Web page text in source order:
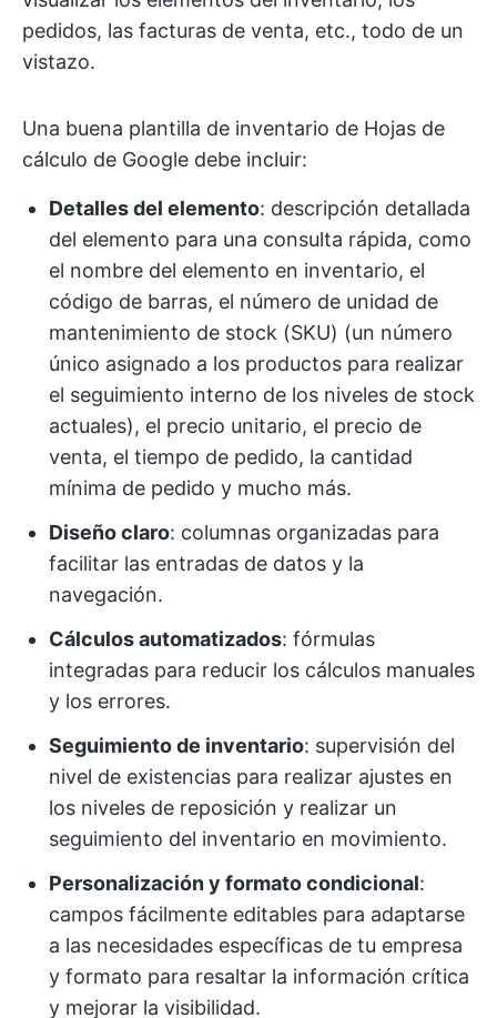
pedidos, las facturas de venta, etc., todo de un
vistazo.
Una buena plantilla de inventario de Hojas de
cálculo de Google debe incluir:
Detalles del elemento: descripción detallada
del elemento para una consulta rápida, como
el nombre del elemento en inventario, el
código de barras, el número de unidad de
mantenimiento de stock (SKU) (un número
único asignado a los productos para realizar
el seguimiento interno de los niveles de stock
actuales), el precio unitario, el precio de
venta, el tiempo de pedido, la cantidad
mínima de pedido y mucho más.
Diseño claro: columnas organizadas para
facilitar las entradas de datos y la
navegación.
Cálculos automatizados: fórmulas
integradas para reducir los cálculos manuales
y los errores.
Seguimiento de inventario: supervisión del
nivel de existencias para realizar ajustes en
los niveles de reposición y realizar un
seguimiento del inventario en movimiento.
Personalización y formato condicional:
campos fácilmente editables para adaptarse
a las necesidades específicas de tu empresa
y formato para resaltar la información crítica
y mejorar la visibilidad.